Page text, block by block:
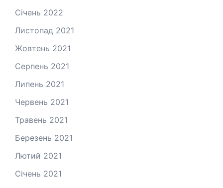
Січень 2022
Листопад 2021
Жовтень 2021
Серпень 2021
Липень 2021
Червень 2021
Травень 2021
Березень 2021
Лютий 2021
Січень 2021